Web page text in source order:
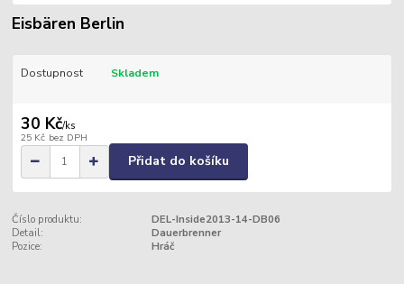
Eisbären Berlin
Dostupnost Skladem
30 Kč/ks
25 Kč bez DPH
Přidat do košíku
Číslo produktu:
DEL-Inside2013-14-DB06
Detail:
Dauerbrenner
Pozice:
Hráč